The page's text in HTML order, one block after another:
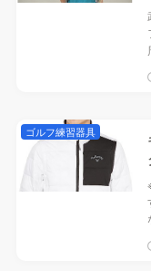
ゴルフ練習器具